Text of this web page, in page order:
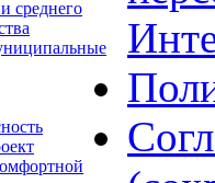
среднего